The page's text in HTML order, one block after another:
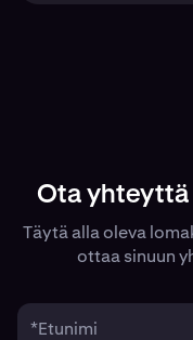
Ota yhteyttä
Täytä alla oleva
ottaa sinuun
*Etunimi